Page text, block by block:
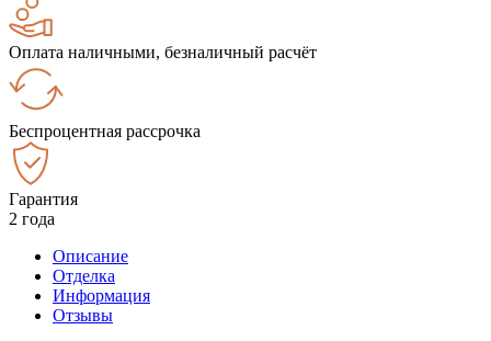
Оплата наличными, безналичный расчёт
Беспроцентная рассрочка
Гарантия
2 года
Описание
Отделка
Информация
Отзывы